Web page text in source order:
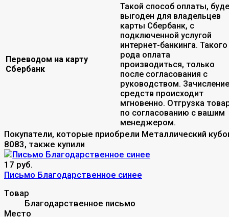
Переводом на карту
Сбербанк
Такой способ оплаты,
выгоден для владельцев
карты Сбербанк, с
подключенной услугой
интернет-банкинга. Такого
рода оплата
производиться, только
после согласования с
руководством. Зачисление
средств происходит
мгновенно. Отгрузка
по согласованию с вашим
менеджером.
Покупатели, которые приобрели Металлический
8083, также купили
17 руб.
Письмо Благодарственное синее
Товар
Благодарственное письмо
Место